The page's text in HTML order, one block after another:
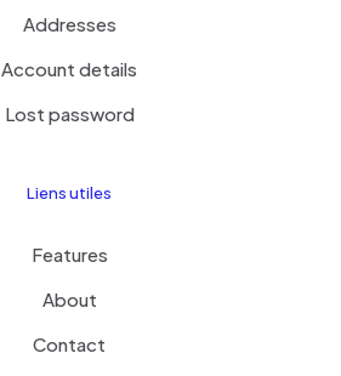
Addresses
Account details
Lost password
Liens utiles
Features
About
Contact